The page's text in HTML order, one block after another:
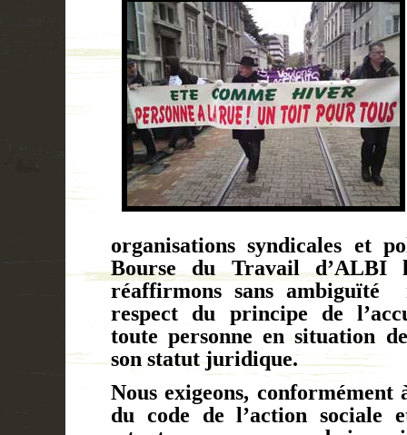
organisations syndicales et
Bourse du Travail d’ALBI
réaffirmons sans ambiguïté
respect du principe de
toute personne en situation
son statut juridique.
Nous exigeons,
du code de l’action sociale